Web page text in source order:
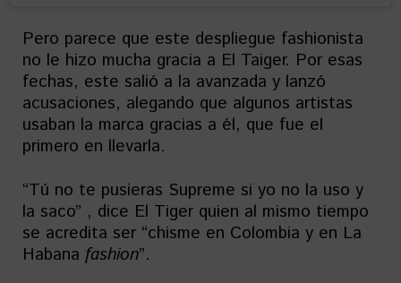
Pero parece que este despliegue fashionista
no le hizo mucha gracia a El Taiger. Por esas
fechas, este salió a la avanzada y lanzó
acusaciones, alegando que algunos artistas
usaban la marca gracias a él, que fue el
primero en llevarla.
“Tú no te pusieras Supreme si yo no la uso y
la saco” , dice El Tiger quien al mismo tiempo
se acredita ser “chisme en Colombia y en La
Habana fashion”.